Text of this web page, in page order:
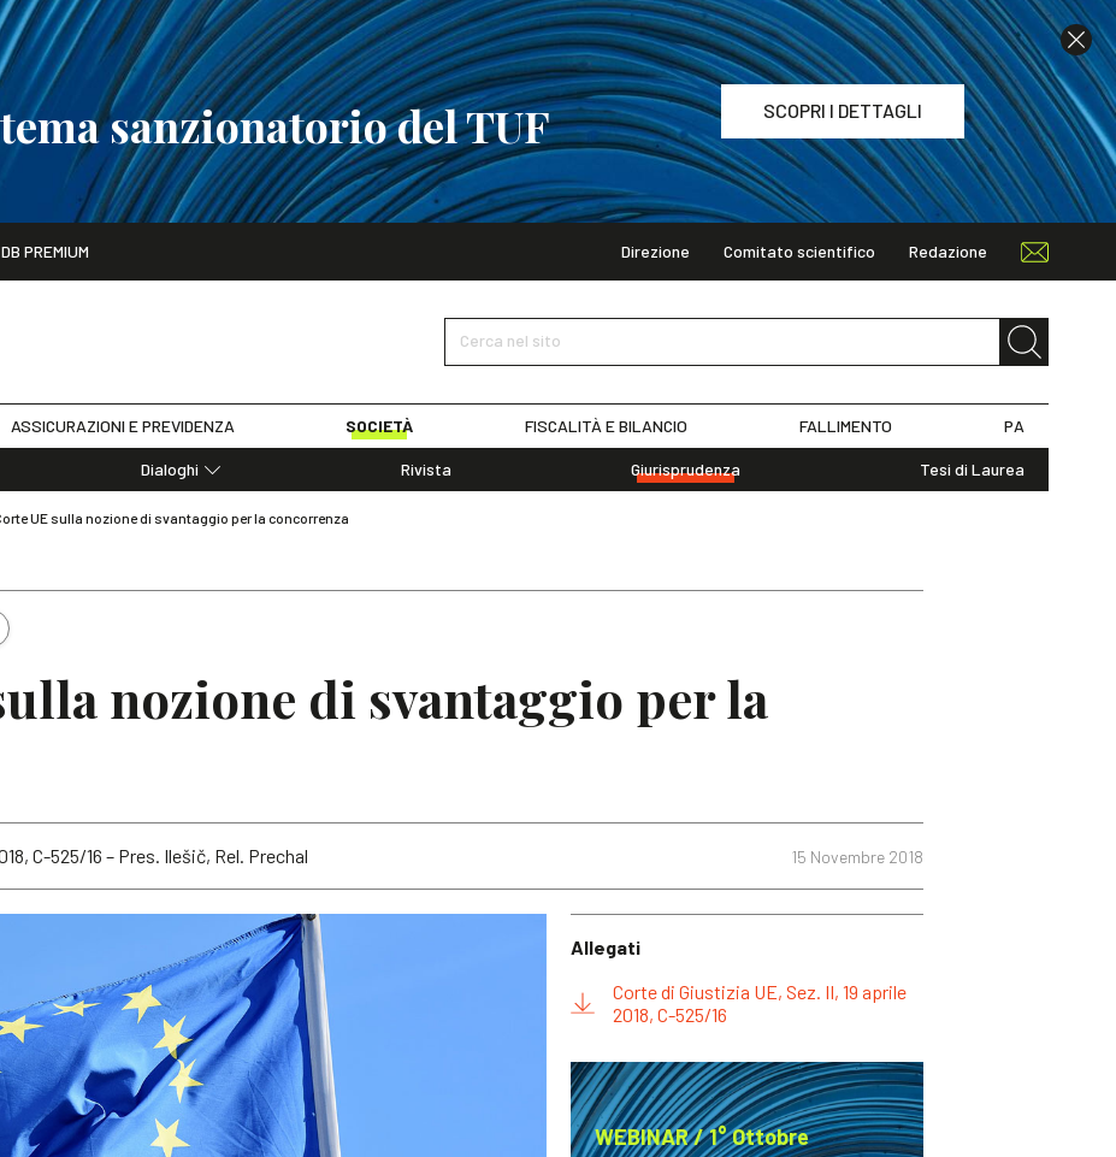
sanzionatorio del TUF SCOPRI I DETTAGLI
Ottobre
DB PREMIUM Direzione Comitato scientifico Redazione
Cerca nel sito
ASSICURAZIONI E PREVIDENZA SOCIETÀ FISCALITÀ E BILANCIO FALLIMENTO PA
Dialoghi
Rivista Giurisprudenza Tesi di Laurea
UE sulla nozione di svantaggio per la concorrenza
nozione di svantaggio per la
15 Novembre 2018
C-525/16 – Pres. Ilešič, Rel. Prechal
Allegati
Corte di Giustizia UE, Sez. II, 19 aprile
2018, C-525/16
WEBINAR / 1° Ottobre